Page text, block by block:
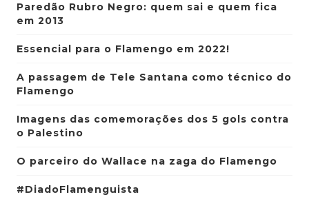
Paredão Rubro Negro: quem sai e quem fica
em 2013
Essencial para o Flamengo em 2022!
A passagem de Tele Santana como técnico do
Flamengo
Imagens das comemorações dos 5 gols contra
o Palestino
O parceiro do Wallace na zaga do Flamengo
#DiadoFlamenguista